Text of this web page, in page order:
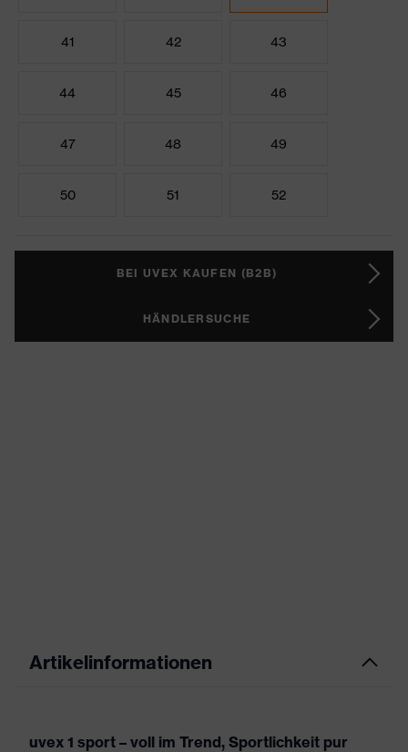
41 42 43
44 45 46
47 48 49
50 51 52
BEI UVEX KAUFEN (B2B)
HÄNDLERSUCHE
Artikelinformationen
uvex 1 sport – voll im Trend, Sportlichkeit pur